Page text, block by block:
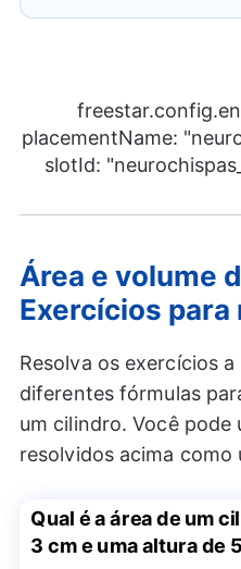
placementName:
slotId:
Área e volume
Exercícios
Resolva os exercícios
diferentes fórmulas
um cilindro. Você pode
resolvidos acima como
Qual é a área de um
3 cm e uma altura de